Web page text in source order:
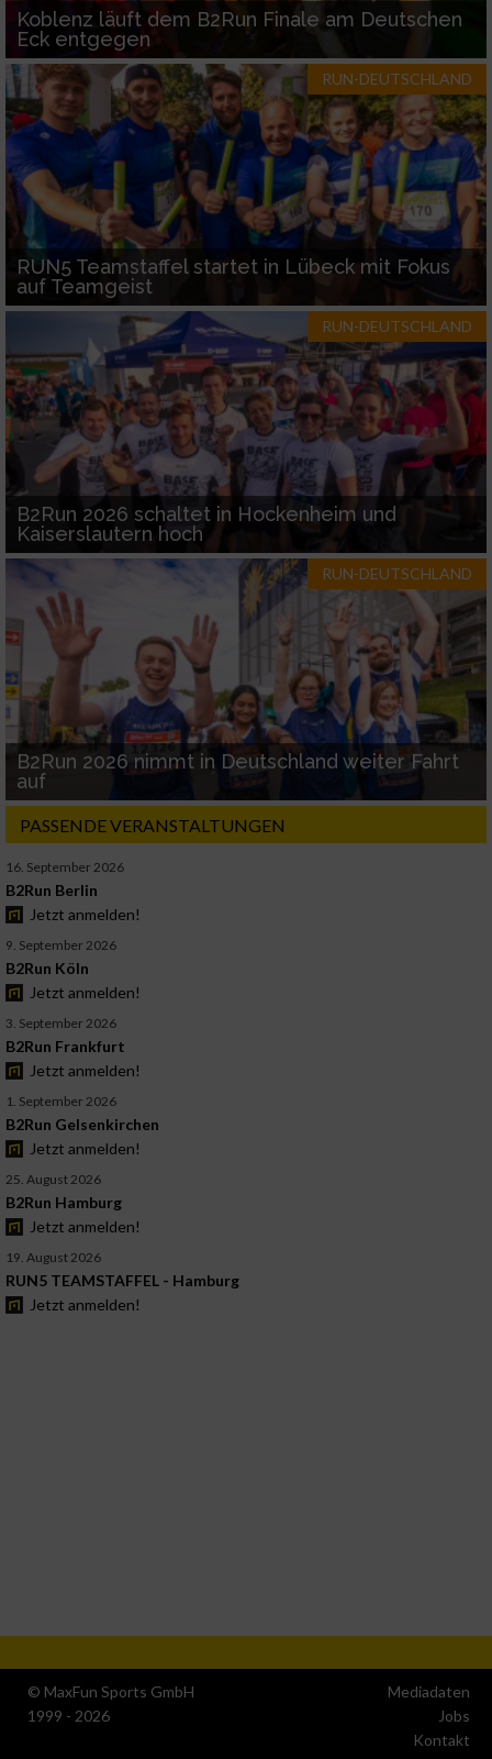
Koblenz läuft dem B2Run Finale am Deutschen
Eck entgegen
RUN-DEUTSCHLAND
RUN5 Teamstaffel startet in Lübeck mit Fokus
auf Teamgeist
RUN-DEUTSCHLAND
B2Run 2026 schaltet in Hockenheim und
Kaiserslautern hoch
RUN-DEUTSCHLAND
B2Run 2026 nimmt in Deutschland weiter Fahrt
auf
PASSENDE VERANSTALTUNGEN
16. September 2026
B2Run Berlin
Jetzt anmelden!
9. September 2026
B2Run Köln
Jetzt anmelden!
3. September 2026
B2Run Frankfurt
Jetzt anmelden!
1. September 2026
B2Run Gelsenkirchen
Jetzt anmelden!
25. August 2026
B2Run Hamburg
Jetzt anmelden!
19. August 2026
RUN5 TEAMSTAFFEL - Hamburg
Jetzt anmelden!
© MaxFun Sports GmbH
1999 - 2026
Mediadaten
Jobs
Kontakt